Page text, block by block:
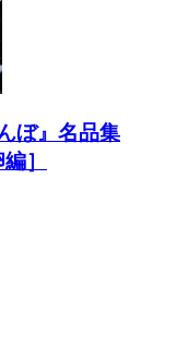
ぼ』名品集
］